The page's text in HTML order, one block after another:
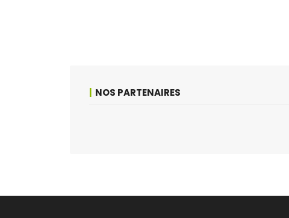
NOS PARTENAIRES